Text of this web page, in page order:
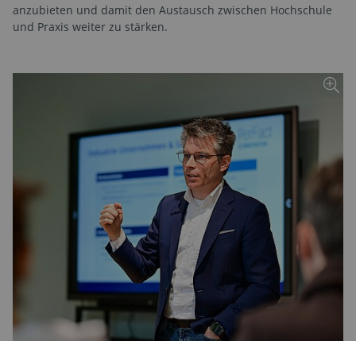
anzubieten und damit den Austausch zwischen Hochschule
und Praxis weiter zu stärken.